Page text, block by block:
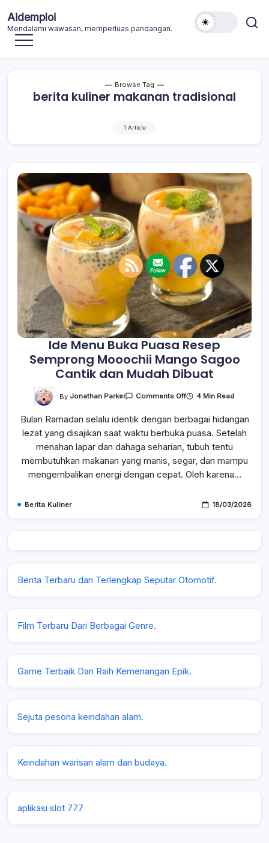
to
content
Aidemploi
Mendalami wawasan, memperluas pandangan.
Browse Tag
berita kuliner makanan tradisional
1 Article
Ide Menu Buka Puasa Resep
Semprong Mooochii Mango Sagoo
Cantik dan Mudah Dibuat
By Jonathan Parker Comments OffOn
Buka
Puasa
Resep
Semprong
Mooochii
Mango
Sagoo
Cantik
4 Min Read
Bulan Ramadan selalu identik dengan berbagai hidangan
lezat yang disajikan saat waktu berbuka puasa. Setelah
menahan lapar dan dahaga seharian, tubuh tentu
membutuhkan makanan yang manis, segar, dan mampu
mengembalikan energi dengan cepat. Oleh karena…
Berita Kuliner 18/03/2026
Berita Terbaru dan Terlengkap Seputar Otomotif.
Film Terbaru Dari Berbagai Genre.
Game Terbaik Dan Raih Kemenangan Epik.
Sejuta pesona keindahan alam.
Keindahan warisan alam dan budaya.
aplikasi slot 777